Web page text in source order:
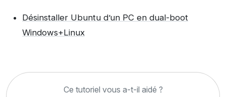
Désinstaller Ubuntu d’un PC en dual-boot
Windows+Linux
Ce tutoriel vous a-t-il aidé ?